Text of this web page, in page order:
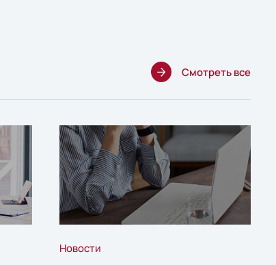
Смотреть все
Новости